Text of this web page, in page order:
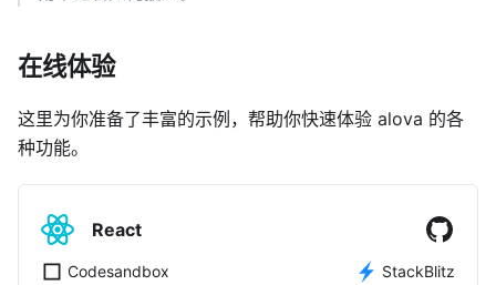
在线体验
这里为你准备了丰富的示例，帮助你快速体验 alova 的各
种功能。
React
Codesandbox StackBlitz